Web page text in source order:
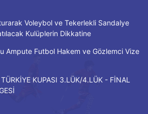
Voleybol ve Tekerlekli Sandalye
Kulüplerin Dikkatine
Ampute Futbol Hakem ve Gözlemci Vize
KUPASI 3.LÜK/4.LÜK - FİNAL